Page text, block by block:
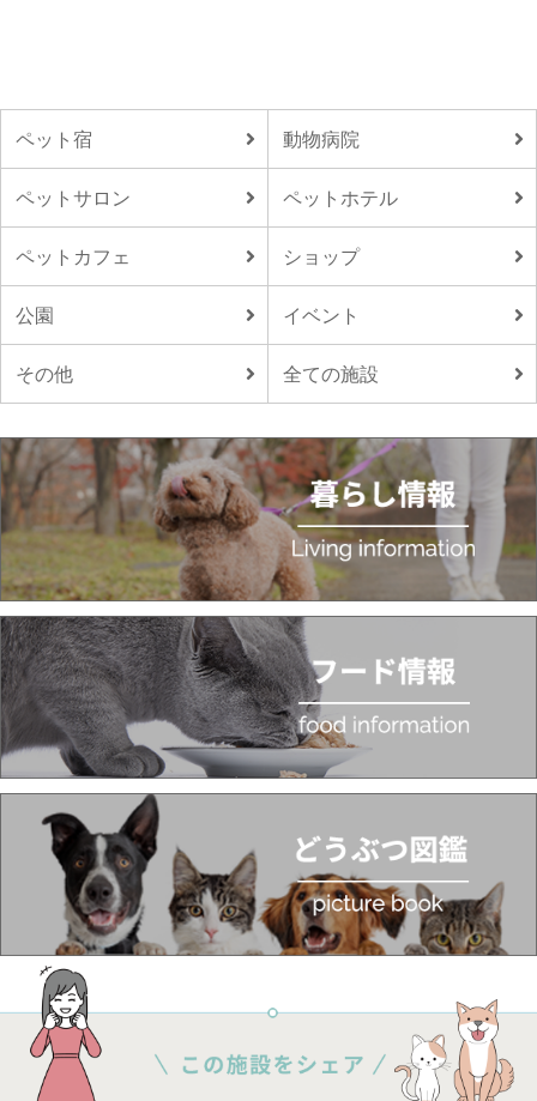
ペット宿 動物病院
ペットサロン ペットホテル
ペットカフェ ショップ
公園 イベント
その他 全ての施設